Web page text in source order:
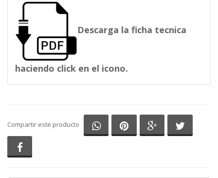
Descarga la ficha tecnica
haciendo click en el icono.
Compartir este producto Compartir en Whatsapp
Compartir en Pinterest
Compartir en